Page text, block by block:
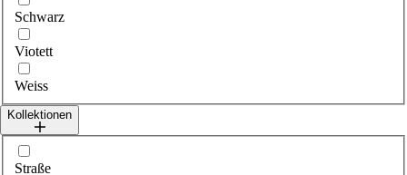
Schwarz
Viotett
Weiss
Kollektionen
Wähle collections
Straße